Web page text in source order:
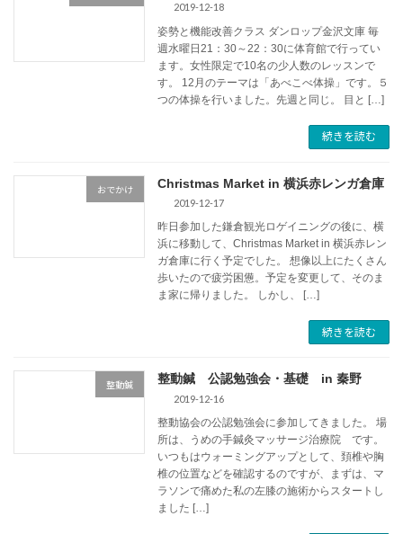
2019-12-18
姿勢と機能改善クラス ダンロップ金沢文庫 毎
週水曜日21：30～22：30に体育館で行ってい
ます。女性限定で10名の少人数のレッスンで
す。 12月のテーマは「あべこべ体操」です。５
つの体操を行いました。先週と同じ。 目と […]
続きを読む
おでかけ Christmas Market in 横浜赤レンガ倉庫
2019-12-17
昨日参加した鎌倉観光ロゲイニングの後に、横
浜に移動して、Christmas Market in 横浜赤レン
ガ倉庫に行く予定でした。 想像以上にたくさん
歩いたので疲労困憊。予定を変更して、そのま
ま家に帰りました。 しかし、 […]
続きを読む
整動鍼 整動鍼 公認勉強会・基礎 in 秦野
2019-12-16
整動協会の公認勉強会に参加してきました。 場
所は、うめの手鍼灸マッサージ治療院 です。
いつもはウォーミングアップとして、頚椎や胸
椎の位置などを確認するのですが、まずは、マ
ラソンで痛めた私の左膝の施術からスタートし
ました […]